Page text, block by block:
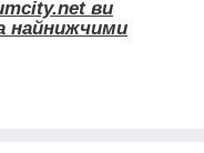
ви
найнижчими